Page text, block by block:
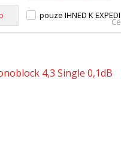
pouze IHNED K
4,3 Single 0,1dB